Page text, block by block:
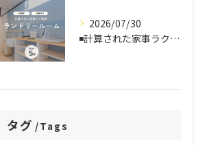
2026/07/30
◾️計算された家事ラク動線、ランドリールーム
タグ Tags